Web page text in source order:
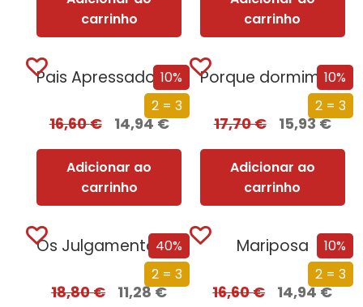
carrinho
carrinho
10%
2 = 3
Pais Apressados Filhos Stressados
16,60€ 14,94€
Adicionar ao
carrinho
10%
2 = 3
Porque dormimos?
17,70€ 15,93€
Adicionar ao
carrinho
40%
2 = 3
Os Julgamentos de Nuremberga
18,80€ 11,28€
10%
2 = 3
Mariposa
16,60€ 14,94€